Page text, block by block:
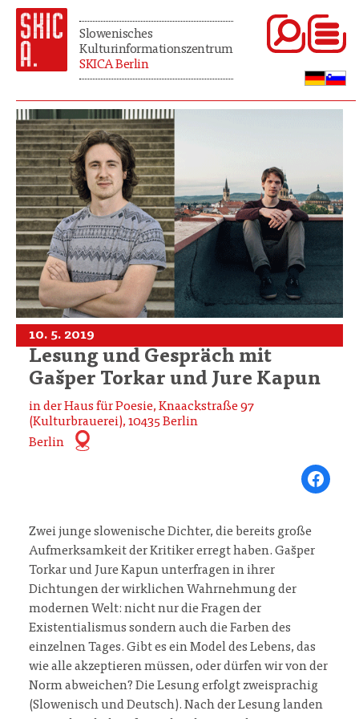
Slowenisches
Kulturinformationszentrum
SKICA Berlin
10. 5. 2019
Lesung und Gespräch mit
Gašper Torkar und Jure Kapun
in der Haus für Poesie, Knaackstraße 97
(Kulturbrauerei), 10435 Berlin
Berlin
Share on
Zwei junge slowenische Dichter, die bereits große
Aufmerksamkeit der Kritiker erregt haben. Gašper
Torkar und Jure Kapun unterfragen in ihrer
Dichtungen der wirklichen Wahrnehmung der
modernen Welt: nicht nur die Fragen der
Existentialismus sondern auch die Farben des
einzelnen Tages. Gibt es ein Model des Lebens, das
wie alle akzeptieren müssen, oder dürfen wir von der
Norm abweichen? Die Lesung erfolgt zweisprachig
(Slowenisch und Deutsch). Nach der Lesung landen